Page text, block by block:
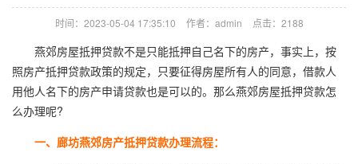
时间：2023-05-04 17:35:10 作者：admin 点击：2188
燕郊房屋抵押贷款不是只能抵押自己名下的房产，事实上，按
照房产抵押贷款政策的规定，只要征得房屋所有人的同意，借款人
用他人名下的房产申请贷款也是可以的。那么燕郊房屋抵押贷款怎
么办理呢?
一、廊坊燕郊房产抵押贷款办理流程：